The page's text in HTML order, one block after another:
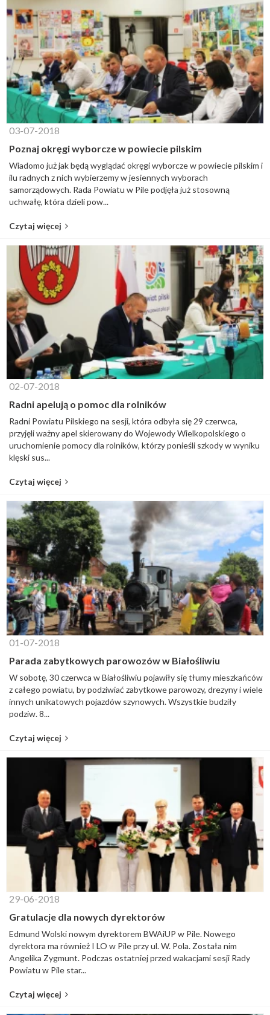
03-07-2018
Poznaj okręgi wyborcze w powiecie pilskim
Wiadomo już jak będą wyglądać okręgi wyborcze w powiecie pilskim i
ilu radnych z nich wybierzemy w jesiennych wyborach
samorządowych. Rada Powiatu w Pile podjęła już stosowną
uchwałę, która dzieli pow...
Czytaj więcej
02-07-2018
Radni apelują o pomoc dla rolników
Radni Powiatu Pilskiego na sesji, która odbyła się 29 czerwca,
przyjęli ważny apel skierowany do Wojewody Wielkopolskiego o
uruchomienie pomocy dla rolników, którzy ponieśli szkody w wyniku
klęski sus...
Czytaj więcej
01-07-2018
Parada zabytkowych parowozów w Białośliwiu
W sobotę, 30 czerwca w Białośliwiu pojawiły się tłumy mieszkańców
z całego powiatu, by podziwiać zabytkowe parowozy, drezyny i wiele
innych unikatowych pojazdów szynowych. Wszystkie budziły
podziw. 8...
Czytaj więcej
29-06-2018
Gratulacje dla nowych dyrektorów
Edmund Wolski nowym dyrektorem BWAiUP w Pile. Nowego
dyrektora ma również I LO w Pile przy ul. W. Pola. Została nim
Angelika Zygmunt. Podczas ostatniej przed wakacjami sesji Rady
Powiatu w Pile star...
Czytaj więcej